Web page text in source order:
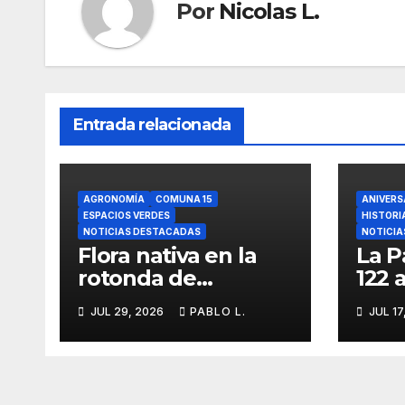
Por Nicolas L.
Entrada relacionada
AGRONOMÍA
COMUNA 15
ESPACIOS VERDES
NOTICIAS DESTACADAS
Flora nativa en la
rotonda de
JUL 29, 2026 PABLO L.
La
122
JUL